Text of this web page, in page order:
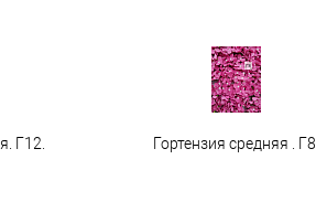
Г12. Гортензия средняя . Г8.